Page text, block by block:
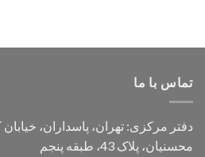
تماس با ما
دفتر مرکزی: تهران، پاسداران، خیابان
محسنیان، پلاک 43، طبقه پنجم